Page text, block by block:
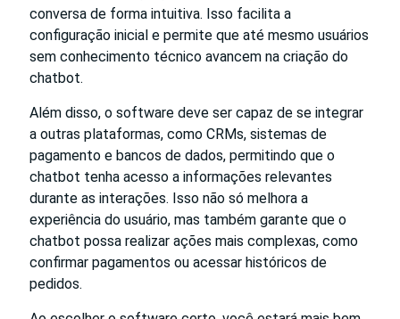
conversa de forma intuitiva. Isso facilita a
configuração inicial e permite que até mesmo usuários
sem conhecimento técnico avancem na criação do
chatbot.
Além disso, o software deve ser capaz de se integrar
a outras plataformas, como CRMs, sistemas de
pagamento e bancos de dados, permitindo que o
chatbot tenha acesso a informações relevantes
durante as interações. Isso não só melhora a
experiência do usuário, mas também garante que o
chatbot possa realizar ações mais complexas, como
confirmar pagamentos ou acessar históricos de
pedidos.